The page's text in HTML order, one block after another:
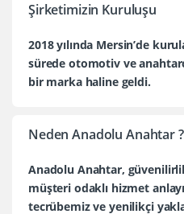
Şirketimizin Kuruluşu
2018 yılında Mersin’de
sürede otomotiv ve
bir marka haline geldi.
Neden Anadolu Anahtar ?
Anadolu Anahtar,
müşteri odaklı hizmet
tecrübemiz ve yenilikçi